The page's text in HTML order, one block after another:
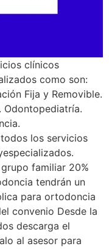
clínicos
como son:
Fija y Removible.
Odontopediatría.
los servicios
familiar 20%
tendrán un
para ortodoncia
convenio Desde la
descarga el
al asesor para